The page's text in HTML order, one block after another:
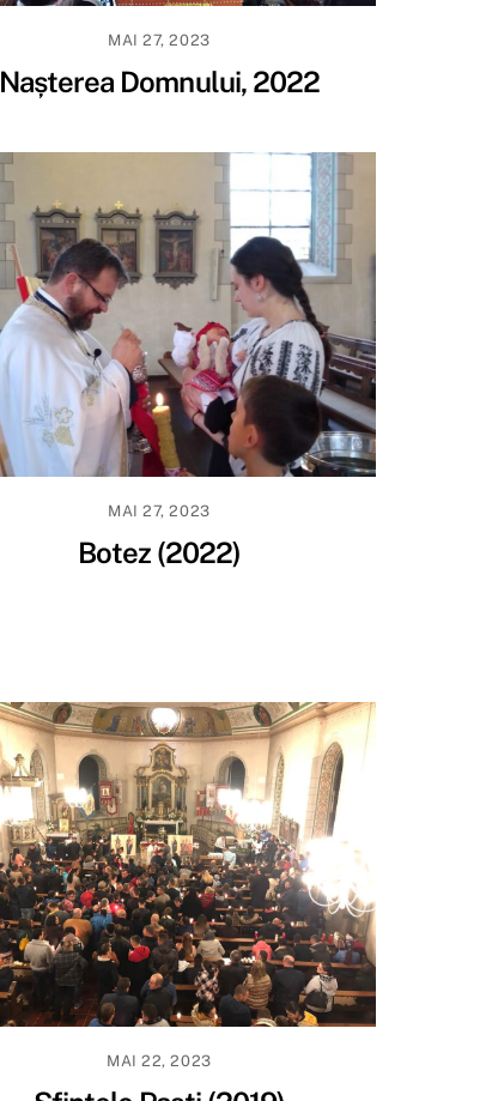
MAI 27, 2023
Nașterea Domnului, 2022
MAI 27, 2023
Botez (2022)
MAI 22, 2023